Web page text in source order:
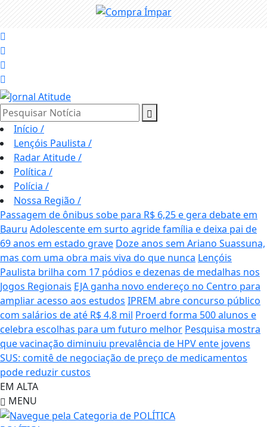
Pesquisar Notícia
Início /
Lençóis Paulista /
Radar Atitude/
Política /
Polícia /
Nossa Região /
Passagem de ônibus sobe para R$ 6,25 e gera debate em
Bauru Adolescente em surto agride família e deixa pai de
69 anos em estado grave Doze anos sem Ariano Suassuna,
mas com uma obra mais viva do que nunca Lençóis
Paulista brilha com 17 pódios e dezenas de medalhas nos
Jogos Regionais EJA ganha novo endereço no Centro para
ampliar acesso aos estudos IPREM abre concurso público
com salários de até R$ 4,8 mil Proerd forma 500 alunos e
celebra escolhas para um futuro melhor Pesquisa mostra
que vacinação diminuiu prevalência de HPV ente jovens
SUS: comitê de negociação de preço de medicamentos
pode reduzir custos
EM ALTA
MENU